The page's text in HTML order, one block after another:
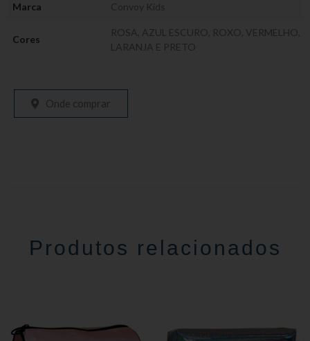
Marca Convoy Kids
Cores
ROSA, AZUL ESCURO, ROXO, VERMELHO,
LARANJA E PRETO
Onde comprar
Produtos relacionados